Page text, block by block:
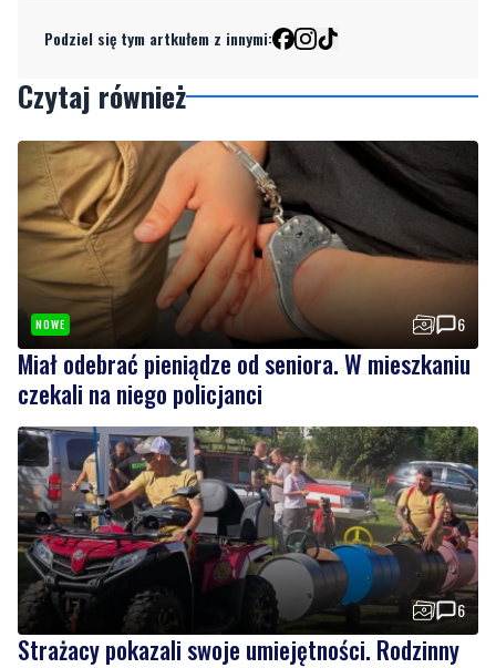
Podziel się tym artkułem z innymi:
Czytaj również
NOWE 6
Miał odebrać pieniądze od seniora. W mieszkaniu
czekali na niego policjanci
6
Strażacy pokazali swoje umiejętności. Rodzinny